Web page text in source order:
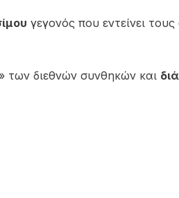
γεγονός που εντείνει
των διεθνών συνθηκών και